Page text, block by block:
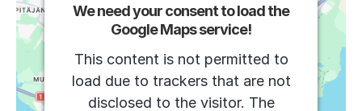
We need your consent to load the
Google Maps service!
This content is not permitted to
load due to trackers that are not
disclosed to the visitor. The